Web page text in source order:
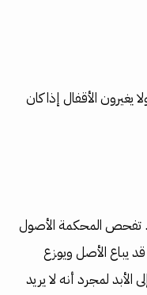
يغيرون الأقفال إذا كان
تفحص المحكمة الأصول
يباع الأصل ويوزع
لمجرد أنه لا يريد